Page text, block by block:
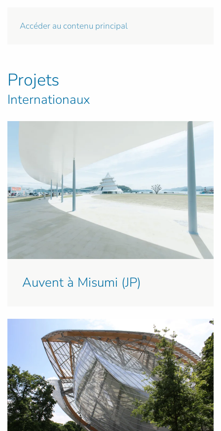
Accéder au contenu principal
Projets
Internationaux
Auvent à Misumi (JP)